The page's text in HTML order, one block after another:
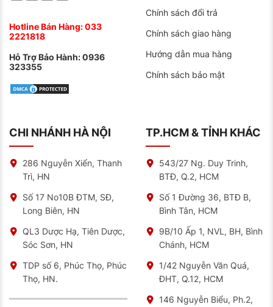
Hotline Bán Hàng:033
2221818
Hỗ Trợ Bảo Hành:0936
323355
Chính sách đổi trả
Chính sách giao hàng
Hướng dẫn mua hàng
Chính sách bảo mật
CHI NHÁNH HÀ NỘI
286 Nguyễn Xiển, Thanh
Trì, HN
Số 17 No10B ĐTM, SĐ,
Long Biên, HN
QL3 Dược Hạ, Tiên Dược,
Sóc Sơn, HN
TDP số 6, Phúc Thọ, Phúc
Thọ, HN.
TP.HCM & TỈNH KHÁC
543/27 Ng. Duy Trinh,
BTĐ, Q.2, HCM
Số 1 Đường 36, BTĐ B,
Bình Tân, HCM
9B/10 Ấp 1, NVL, BH, Bình
Chánh, HCM
1/42 Nguyễn Văn Quá,
ĐHT, Q.12, HCM
146 Nguyễn Biểu, Ph.2,